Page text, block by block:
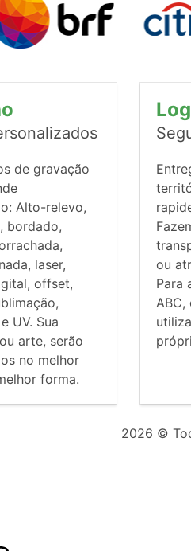
de gravação
Alto-relevo,
bordado,
laser,
offset,
UV. Sua
arte, serão
no melhor
forma.
ou
Para
ABC,
2026 ©